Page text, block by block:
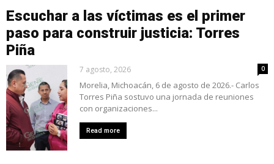
Escuchar a las víctimas es el primer
paso para construir justicia: Torres
Piña
7 agosto, 2026 0
Morelia, Michoacán, 6 de agosto de 2026.- Carlos
Torres Piña sostuvo una jornada de reuniones
con organizaciones...
Read more